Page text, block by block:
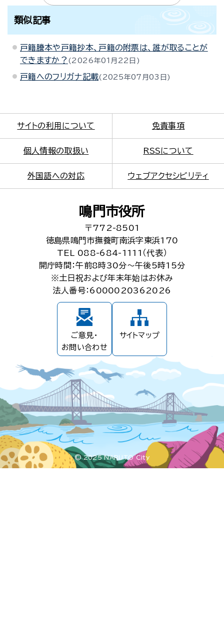
類似記事
戸籍謄本や戸籍抄本、戸籍の附票は、誰が取ることが
できますか？
2026年01月22日
戸籍へのフリガナ記載 2025年07月03日
サイトの利用について 免責事項
個人情報の取扱い RSSについて
外国語への対応 ウェブアクセシビリティ
鳴門市役所
〒772-8501
徳島県鳴門市撫養町南浜字東浜170
TEL 088-684-1111（代表）
開庁時間：午前8時30分～午後5時15分
※土日祝および年末年始はお休み
法人番号：6000020362026
ご意見・
お問い合わせ
サイトマップ
© 2025 NARUTO City